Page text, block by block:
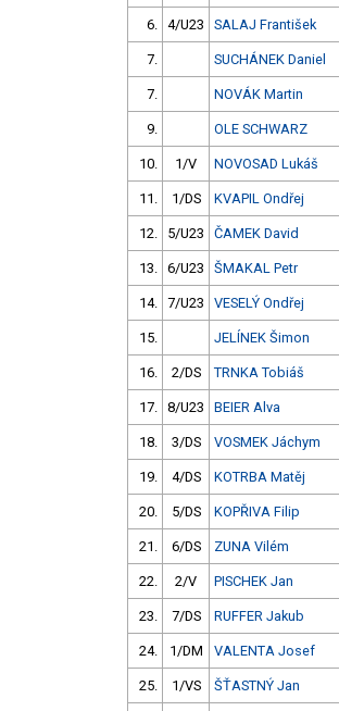
6. 4/U23 SALAJ František
7. SUCHÁNEK Daniel
7. NOVÁK Martin
9. OLE SCHWARZ
10. 1/V NOVOSAD Lukáš
11. 1/DS KVAPIL Ondřej
12. 5/U23 ČAMEK David
13. 6/U23 ŠMAKAL Petr
14. 7/U23 VESELÝ Ondřej
15. JELÍNEK Šimon
16. 2/DS TRNKA Tobiáš
17. 8/U23 BEIER Alva
18. 3/DS VOSMEK Jáchym
19. 4/DS KOTRBA Matěj
20. 5/DS KOPŘIVA Filip
21. 6/DS ZUNA Vilém
22. 2/V PISCHEK Jan
23. 7/DS RUFFER Jakub
24. 1/DM VALENTA Josef
25. 1/VS ŠŤASTNÝ Jan